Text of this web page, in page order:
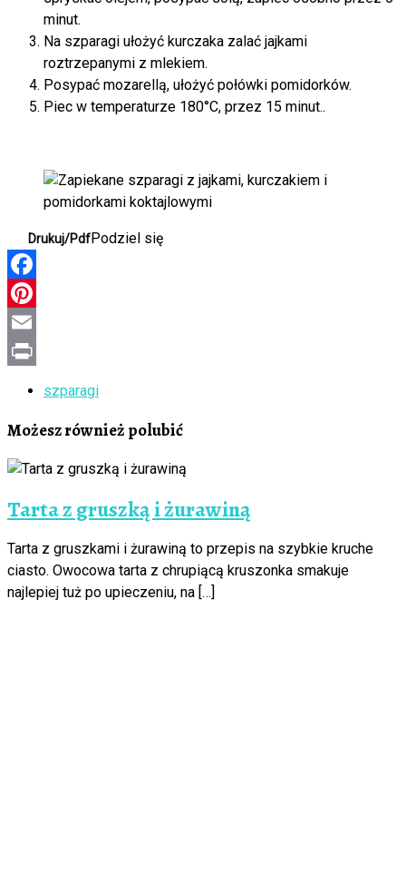
minut.
Na szparagi ułożyć kurczaka zalać jajkami
roztrzepanymi z mlekiem.
Posypać mozarellą, ułożyć połówki pomidorków.
Piec w temperaturze 180°C, przez 15 minut..
Drukuj/PdfPodziel się
Facebook
Pinterest
Email
szparagi
Możesz również polubić
Tarta z gruszką i żurawiną
Tarta z gruszkami i żurawiną to przepis na szybkie kruche
ciasto. Owocowa tarta z chrupiącą kruszonka smakuje
najlepiej tuż po upieczeniu, na […]